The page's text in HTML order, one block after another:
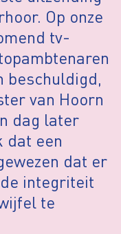
Op onze
tv-
beschuldigd,
van Hoorn
dag later
een
dat er
integriteit
te